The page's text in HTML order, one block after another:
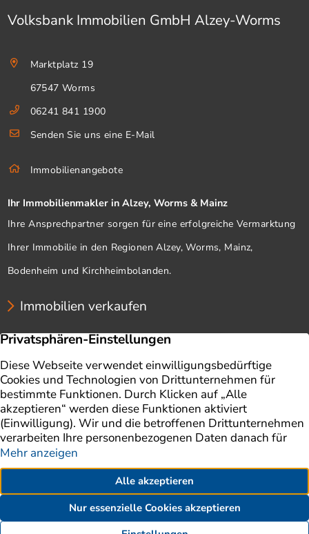
Volksbank Immobilien GmbH Alzey-Worms
Marktplatz 19
67547 Worms
06241 841 1900
Senden Sie uns eine E-Mail
Immobilienangebote
Ihr Immobilienmakler in Alzey, Worms & Mainz
Ihre Ansprechpartner sorgen für eine erfolgreiche Vermarktung
Ihrer Immobilie in den Regionen Alzey, Worms, Mainz,
Bodenheim und Kirchheimbolanden.
Immobilien verkaufen
Unternehmen
Immobilie verkaufen
Ratgeber
Immobilienbewertung
Impressum
Aktuelles
Datenschutz
Finanzierung
AGB
Referenzen
Erklärung zur Barrierefreiheit